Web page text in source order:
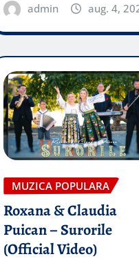
admin aug. 4,
MUZICA POPULARA
Roxana & Claudia
Puican – Surorile
(Official Video)